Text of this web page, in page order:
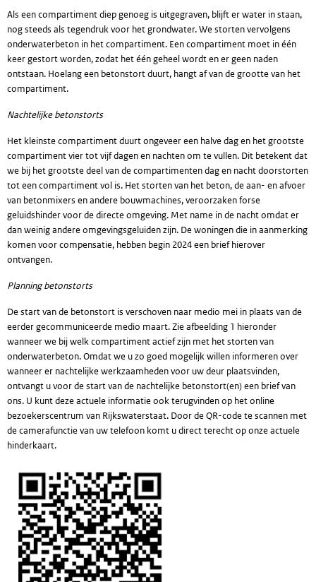
Als een compartiment diep genoeg is uitgegraven, blijft er water in staan,
nog steeds als tegendruk voor het grondwater. We storten vervolgens
onderwaterbeton in het compartiment. Een compartiment moet in één
keer gestort worden, zodat het één geheel wordt en er geen naden
ontstaan. Hoelang een betonstort duurt, hangt af van de grootte van het
compartiment.
Nachtelijke betonstorts
Het kleinste compartiment duurt ongeveer een halve dag en het grootste
compartiment vier tot vijf dagen en nachten om te vullen. Dit betekent dat
we bij het grootste deel van de compartimenten dag en nacht doorstorten
tot een compartiment vol is. Het storten van het beton, de aan- en afvoer
van betonmixers en andere bouwmachines, veroorzaken forse
geluidshinder voor de directe omgeving. Met name in de nacht omdat er
dan weinig andere omgevingsgeluiden zijn. De woningen die in aanmerking
komen voor compensatie, hebben begin 2024 een brief hierover
ontvangen.
Planning betonstorts
De start van de betonstort is verschoven naar medio mei in plaats van de
eerder gecommuniceerde medio maart. Zie afbeelding 1 hieronder
wanneer we bij welk compartiment actief zijn met het storten van
onderwaterbeton. Omdat we u zo goed mogelijk willen informeren over
wanneer er nachtelijke werkzaamheden voor uw deur plaatsvinden,
ontvangt u voor de start van de nachtelijke betonstort(en) een brief van
ons. U kunt deze actuele informatie ook terugvinden op het online
bezoekerscentrum van Rijkswaterstaat. Door de QR-code te scannen met
de camerafunctie van uw telefoon komt u direct terecht op onze actuele
hinderkaart.